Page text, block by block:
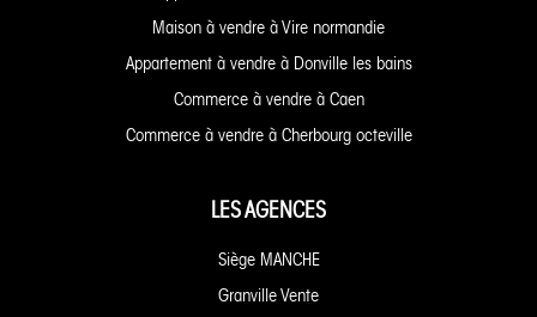
Maison à vendre à Vire normandie
Appartement à vendre à Donville les bains
Commerce à vendre à Caen
Commerce à vendre à Cherbourg octeville
LES AGENCES
Siège MANCHE
Granville Vente